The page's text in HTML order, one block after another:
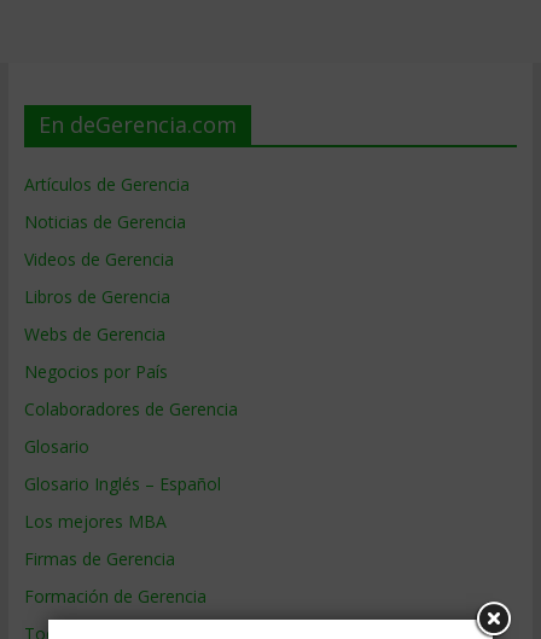
En deGerencia.com
Artículos de Gerencia
Noticias de Gerencia
Videos de Gerencia
Libros de Gerencia
Webs de Gerencia
Negocios por País
Colaboradores de Gerencia
Glosario
Glosario Inglés – Español
Los mejores MBA
Firmas de Gerencia
Formación de Gerencia
Todos los Temas